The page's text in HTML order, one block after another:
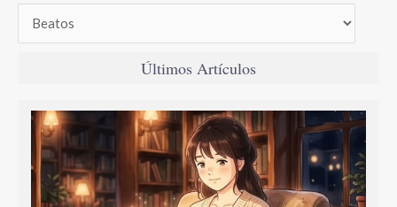
Últimos Artículos